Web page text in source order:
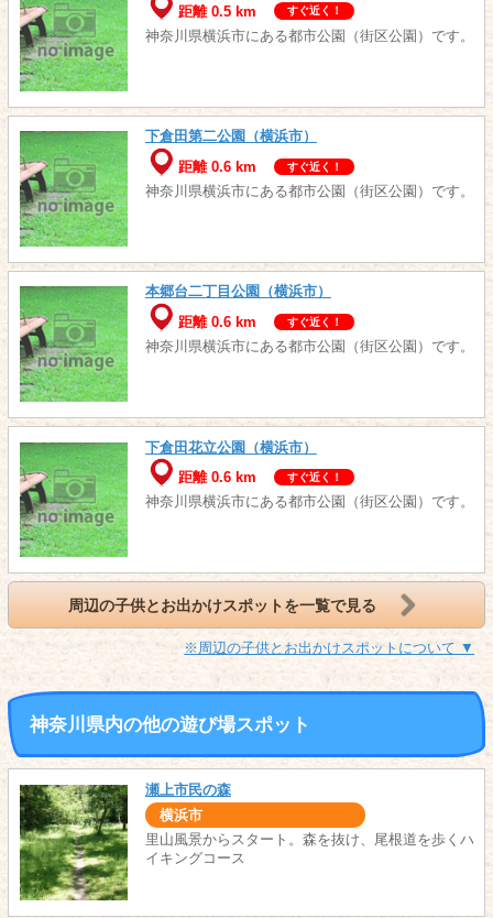
距離 0.5 km
すぐ近く！
神奈川県横浜市にある都市公園（街区公園）です。
下倉田第二公園（横浜市）
距離 0.6 km
すぐ近く！
神奈川県横浜市にある都市公園（街区公園）です。
本郷台二丁目公園（横浜市）
距離 0.6 km
すぐ近く！
神奈川県横浜市にある都市公園（街区公園）です。
下倉田花立公園（横浜市）
距離 0.6 km
すぐ近く！
神奈川県横浜市にある都市公園（街区公園）です。
周辺の子供とお出かけスポットを一覧で見る
※周辺の子供とお出かけスポットについて ▼
神奈川県内の他の遊び場スポット
瀬上市民の森
横浜市
里山風景からスタート。森を抜け、尾根道を歩くハ
イキングコース